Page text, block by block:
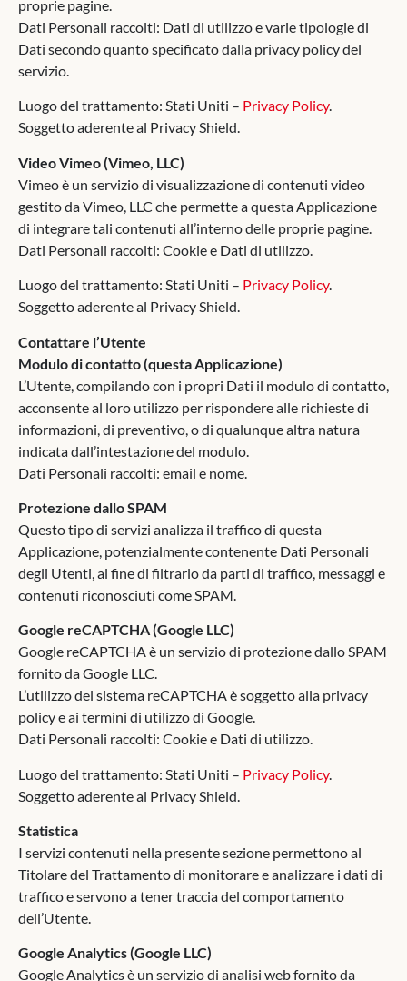
proprie pagine.
Dati Personali raccolti: Dati di utilizzo e varie tipologie di
Dati secondo quanto specificato dalla privacy policy del
servizio.
Luogo del trattamento: Stati Uniti – Privacy Policy.
Soggetto aderente al Privacy Shield.
Video Vimeo (Vimeo, LLC)
Vimeo è un servizio di visualizzazione di contenuti video
gestito da Vimeo, LLC che permette a questa Applicazione
di integrare tali contenuti all’interno delle proprie pagine.
Dati Personali raccolti: Cookie e Dati di utilizzo.
Luogo del trattamento: Stati Uniti – Privacy Policy.
Soggetto aderente al Privacy Shield.
Contattare l’Utente
Modulo di contatto (questa Applicazione)
L’Utente, compilando con i propri Dati il modulo di contatto,
acconsente al loro utilizzo per rispondere alle richieste di
informazioni, di preventivo, o di qualunque altra natura
indicata dall’intestazione del modulo.
Dati Personali raccolti: email e nome.
Protezione dallo SPAM
Questo tipo di servizi analizza il traffico di questa
Applicazione, potenzialmente contenente Dati Personali
degli Utenti, al fine di filtrarlo da parti di traffico, messaggi e
contenuti riconosciuti come SPAM.
Google reCAPTCHA (Google LLC)
Google reCAPTCHA è un servizio di protezione dallo SPAM
fornito da Google LLC.
L’utilizzo del sistema reCAPTCHA è soggetto alla privacy
policy e ai termini di utilizzo di Google.
Dati Personali raccolti: Cookie e Dati di utilizzo.
Luogo del trattamento: Stati Uniti – Privacy Policy.
Soggetto aderente al Privacy Shield.
Statistica
I servizi contenuti nella presente sezione permettono al
Titolare del Trattamento di monitorare e analizzare i dati di
traffico e servono a tener traccia del comportamento
dell’Utente.
Google Analytics (Google LLC)
Google Analytics è un servizio di analisi web fornito da